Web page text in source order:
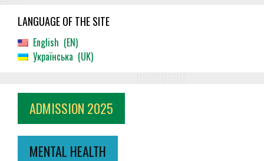
LANGUAGE OF THE SITE
English
EN
Українська
UK
ADMISSION 2025
MENTAL HEALTH